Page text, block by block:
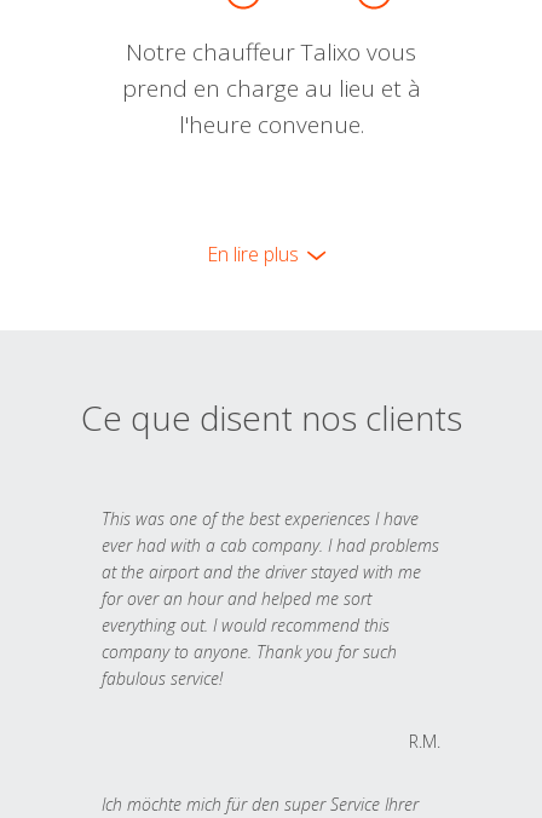
Notre chauffeur Talixo vous
prend en charge au lieu et à
l'heure convenue.
En lire plus
Ce que disent nos clients
This was one of the best experiences I have
ever had with a cab company. I had problems
at the airport and the driver stayed with me
for over an hour and helped me sort
everything out. I would recommend this
company to anyone. Thank you for such
fabulous service!
R.M.
Ich möchte mich für den super Service Ihrer